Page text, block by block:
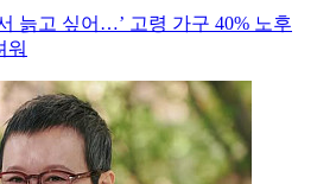
늙고 싶어…’ 고령 가구 40% 노후
워